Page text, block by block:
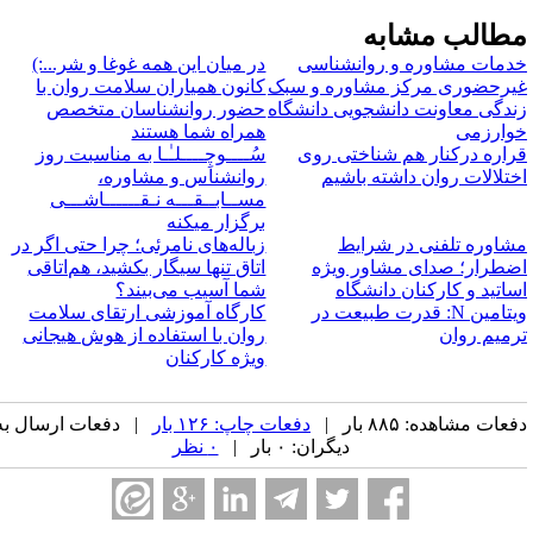
مشابه
مشاوره و روانشناسی
مرکز مشاوره و سبک
معاونت دانشجویی دانشگاه
در میان این همه غوغا و شر...:)
کانون همیاران سلامت روان با
حضور روانشناسان متخصص
همراه شما هستند
درکنار هم شناختی روی
روان داشته باشیم
سُــــوچِــــلـٰـا به مناسبت روز
روانشناس و مشاوره،
مســابــقـــه نـقــــــاشـــی
برگزار میکنه
تلفنی در شرایط
صدای مشاور ویژه
و کارکنان دانشگاه
زباله‌های نامرئی؛ چرا حتی اگر در
اتاق تنها سیگار بکشید، هم‌اتاقی
شما آسیب می‌بیند؟
ویتامین N: قدرت طبیعت در
روان
کارگاه آموزشی ارتقای سلامت
روان با استفاده از هوش هیجانی
ویژه کارکنان
مشاهده: ۸۸۵ بار | دفعات چاپ: ۱۲۶ بار
| دفعات ارسال به
دیگران: ۰ بار |